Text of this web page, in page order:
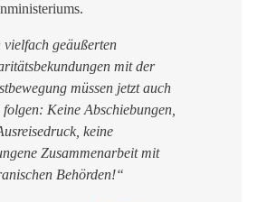
vielfach geäußerten
mit der
müssen jetzt auch
folgen: Keine Abschiebungen,
keine
Zusammenarbeit mit
Behörden!“